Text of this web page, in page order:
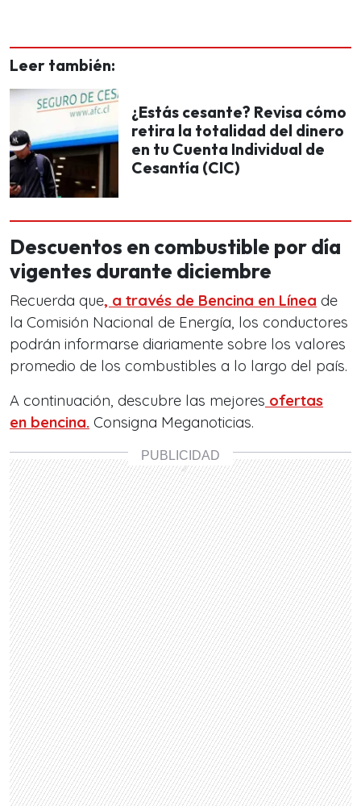
Leer también:
¿Estás cesante? Revisa cómo
retira la totalidad del dinero
en tu Cuenta Individual de
Cesantía (CIC)
Descuentos en combustible por día
vigentes durante diciembre
Recuerda que, a través de Bencina en Línea de
la Comisión Nacional de Energía, los conductores
podrán informarse diariamente sobre los valores
promedio de los combustibles a lo largo del país.
A continuación, descubre las mejores ofertas
en bencina. Consigna Meganoticias.